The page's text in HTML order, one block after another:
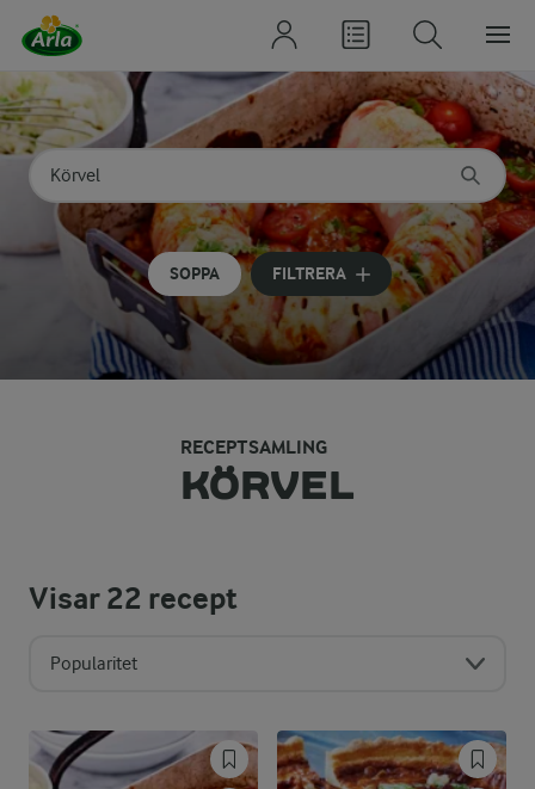
Sök på kategori eller ingrediens
Skriv in sökord för att få förslag
SOPPA FILTRERA
RECEPTSAMLING
KÖRVEL
Visar22 recept
Popularitet